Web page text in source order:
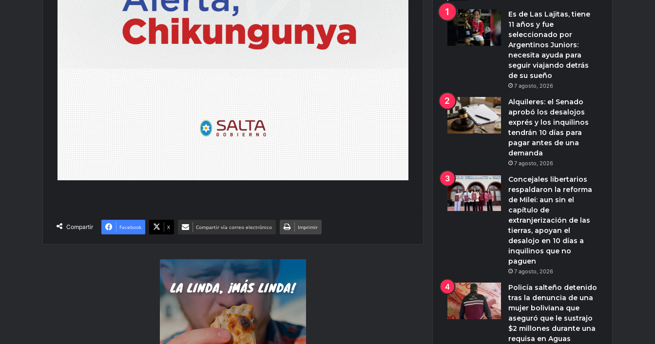
Compartir Facebook X Compartir vía correo electrónico Imprimir
Es de Las Lajitas, tiene
11 años y fue
seleccionado por
Argentinos Juniors:
necesita ayuda para
seguir viajando detrás
de su sueño
7 agosto, 2026
Alquileres: el Senado
aprobó los desalojos
exprés y los inquilinos
tendrán 10 días para
pagar antes de una
demanda
7 agosto, 2026
Concejales libertarios
respaldaron la reforma
de Milei: aun sin el
capítulo de
extranjerización de las
tierras, apoyan el
desalojo en 10 días a
inquilinos que no
paguen
7 agosto, 2026
Policía salteño detenido
tras la denuncia de una
mujer boliviana que
aseguró que le sustrajo
$2 millones durante una
requisa en Aguas